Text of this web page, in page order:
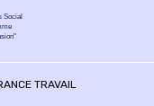
Social
TRAVAIL